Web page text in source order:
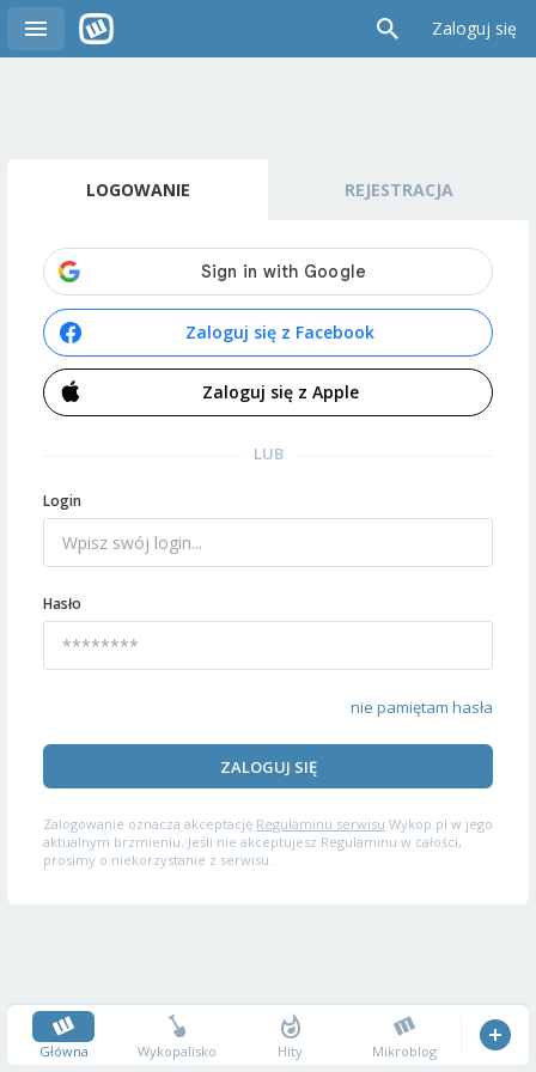
Zaloguj się
LOGOWANIE REJESTRACJA
Zaloguj się z Facebook
Zaloguj się z Apple
LUB
Login
Hasło
nie pamiętam hasła
ZALOGUJ SIĘ
Zalogowanie oznacza akceptację Regulaminu serwisu Wykop.pl w jego
aktualnym brzmieniu. Jeśli nie akceptujesz Regulaminu w całości,
prosimy o niekorzystanie z serwisu.
Główna Wykopalisko Hity Mikroblog